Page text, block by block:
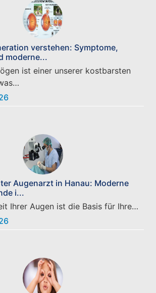
verstehen: Symptome,
moderne...
ist einer unserer kostbarsten
Augenarzt in Hanau: Moderne
i...
Ihrer Augen ist die Basis für Ihre…